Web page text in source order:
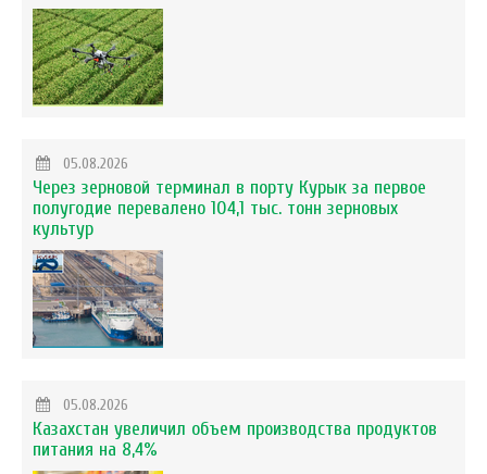
05.08.2026
Через зерновой терминал в порту Курык за первое
полугодие перевалено 104,1 тыс. тонн зерновых
культур
05.08.2026
Казахстан увеличил объем производства продуктов
питания на 8,4%